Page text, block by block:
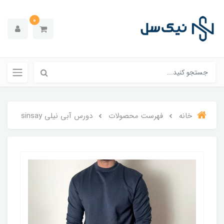
0
خانه فهرست محصولات دورس آبی نیلی sinsay